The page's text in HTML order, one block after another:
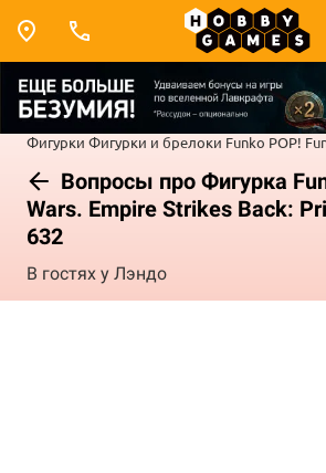
Фигурки Фигурки и брелоки Funko POP!
Вопросы про Фигурка
Wars. Empire Strikes Back:
632
В гостях у Лэндо